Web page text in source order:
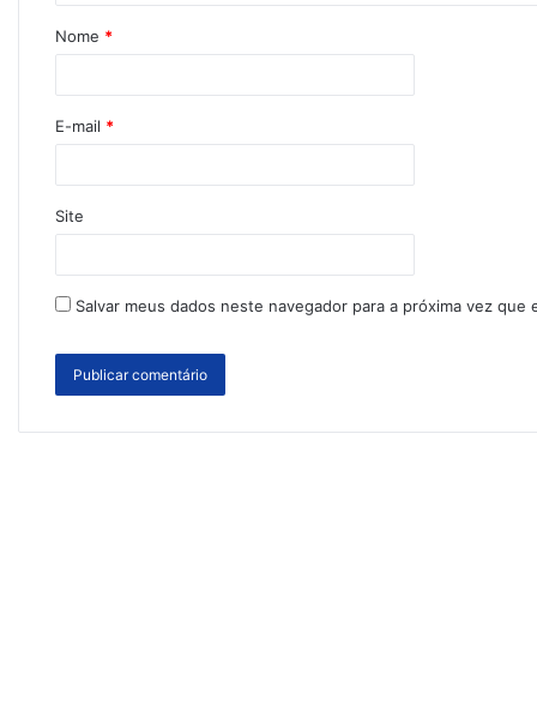
Nome *
E-mail *
Site
Salvar meus dados neste navegador para a próxima vez que